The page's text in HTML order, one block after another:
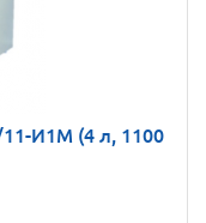
И1М (4 л, 1100